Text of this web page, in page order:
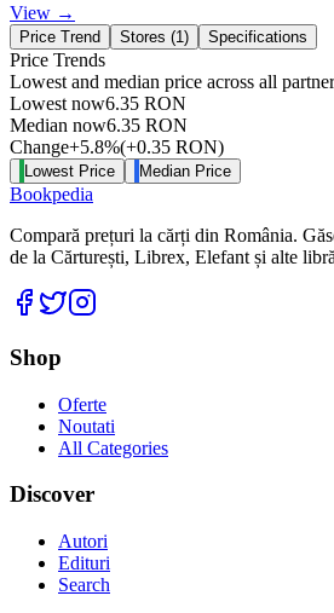
View →
Price Trend Stores (1) Specifications
Price Trends
Lowest and median price across all
Lowest now6.35 RON
Median now6.35 RON
Change+5.8%(+0.35 RON)
Lowest Price Median Price
Bookpedia
Compară prețuri la cărți din România.
de la Cărturești, Librex, Elefant și alte
Facebook
Twitter
Shop
Oferte
Noutati
All Categories
Discover
Autori
Edituri
Search